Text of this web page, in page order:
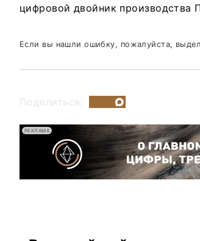
цифровой двойник производства
Если вы нашли ошибку, пожалуйста,
Поделиться:
РЕКЛАМА